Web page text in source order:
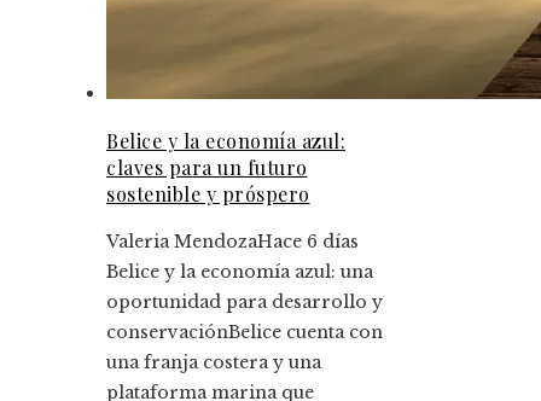
Belice y la economía azul:
claves para un futuro
sostenible y próspero
Valeria MendozaHace 6 días
Belice y la economía azul: una
oportunidad para desarrollo y
conservaciónBelice cuenta con
una franja costera y una
plataforma marina que